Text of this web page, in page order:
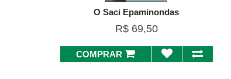
O Saci Epaminondas
R$ 69,50
COMPRAR